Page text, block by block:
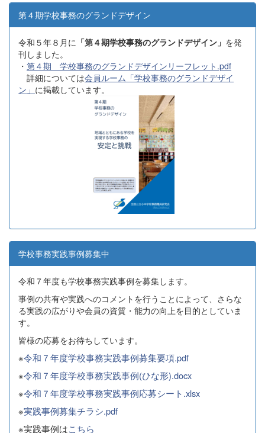
第４期学校事務のグランドデザイン
令和５年８月に 「第４期学校事務のグランドデザイン」 を発
刊しました。
・ 第４期 学校事務のグランドデザインリーフレット.pdf
詳細については会員ルーム「学校事務のグランドデザイ
ン」 に掲載しています。
学校事務実践事例募集中
令和７年度も学校事務実践事例を募集します。
事例の共有や実践へのコメントを行うことによって、さらな
る実践の広がりや会員の資質・能力の向上を目的としていま
す。
皆様の応募をお待ちしています。
※令和７年度学校事務実践事例募集要項.pdf
※令和７年度学校事務実践事例(ひな形).docx
※令和７年度学校事務実践事例応募シート.xlsx
※実践事例募集チラシ.pdf
※実践事例はこちら